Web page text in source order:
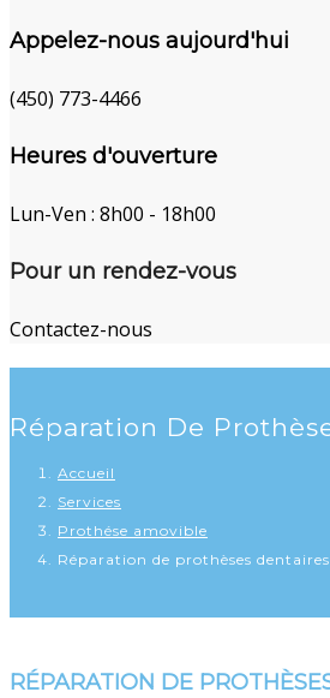
Appelez-nous aujourd'hui
(450) 773-4466
Heures d'ouverture
Lun-Ven : 8h00 - 18h00
Pour un rendez-vous
Contactez-nous
Réparation De
Accueil
Services
Prothése amovible
Réparation de prothèses dentaires
RÉPARATION DE